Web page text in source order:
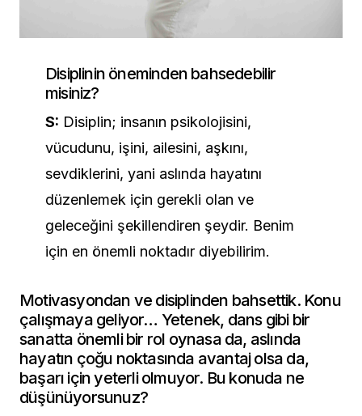
Disiplinin öneminden bahsedebilir
misiniz?
S: Disiplin; insanın psikolojisini,
vücudunu, işini, ailesini, aşkını,
sevdiklerini, yani aslında hayatını
düzenlemek için gerekli olan ve
geleceğini şekillendiren şeydir. Benim
için en önemli noktadır diyebilirim.
Motivasyondan ve disiplinden bahsettik. Konu
çalışmaya geliyor… Yetenek, dans gibi bir
sanatta önemli bir rol oynasa da, aslında
hayatın çoğu noktasında avantaj olsa da,
başarı için yeterli olmuyor. Bu konuda ne
düşünüyorsunuz?